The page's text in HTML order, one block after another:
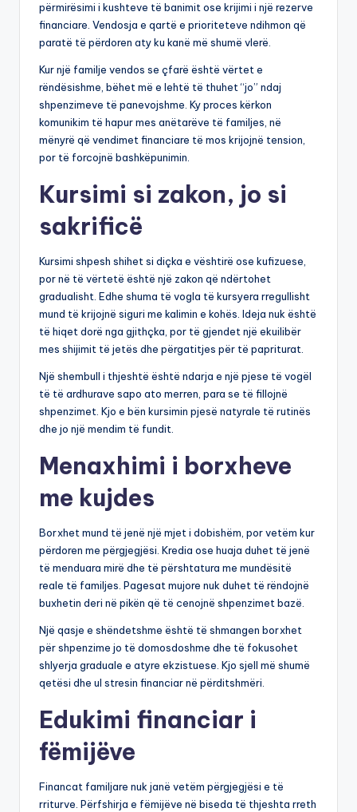
përmirësimi i kushteve të banimit ose krijimi i një rezerve
financiare. Vendosja e qartë e prioriteteve ndihmon që
paratë të përdoren aty ku kanë më shumë vlerë.
Kur një familje vendos se çfarë është vërtet e
rëndësishme, bëhet më e lehtë të thuhet “jo” ndaj
shpenzimeve të panevojshme. Ky proces kërkon
komunikim të hapur mes anëtarëve të familjes, në
mënyrë që vendimet financiare të mos krijojnë tension,
por të forcojnë bashkëpunimin.
Kursimi si zakon, jo si
sakrificë
Kursimi shpesh shihet si diçka e vështirë ose kufizuese,
por në të vërtetë është një zakon që ndërtohet
gradualisht. Edhe shuma të vogla të kursyera rregullisht
mund të krijojnë siguri me kalimin e kohës. Ideja nuk është
të hiqet dorë nga gjithçka, por të gjendet një ekuilibër
mes shijimit të jetës dhe përgatitjes për të papriturat.
Një shembull i thjeshtë është ndarja e një pjese të vogël
të të ardhurave sapo ato merren, para se të fillojnë
shpenzimet. Kjo e bën kursimin pjesë natyrale të rutinës
dhe jo një mendim të fundit.
Menaxhimi i borxheve
me kujdes
Borxhet mund të jenë një mjet i dobishëm, por vetëm kur
përdoren me përgjegjësi. Kredia ose huaja duhet të jenë
të menduara mirë dhe të përshtatura me mundësitë
reale të familjes. Pagesat mujore nuk duhet të rëndojnë
buxhetin deri në pikën që të cenojnë shpenzimet bazë.
Një qasje e shëndetshme është të shmangen borxhet
për shpenzime jo të domosdoshme dhe të fokusohet
shlyerja graduale e atyre ekzistuese. Kjo sjell më shumë
qetësi dhe ul stresin financiar në përditshmëri.
Edukimi financiar i
fëmijëve
Financat familjare nuk janë vetëm përgjegjësi e të
rriturve. Përfshirja e fëmijëve në biseda të thjeshta rreth